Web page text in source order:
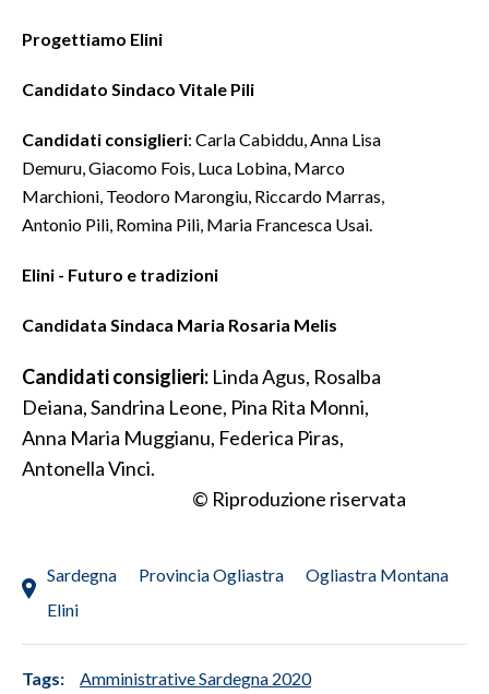
MOTORI
SPETTACOLI
SARDI NEL MONDO
3 MINUTI CON
INSULARITÀ
Progettiamo Elini
Candidato Sindaco Vitale Pili
Candidati consiglieri: Carla Cabiddu, Anna Lisa
Demuru, Giacomo Fois, Luca Lobina, Marco
Marchioni, Teodoro Marongiu, Riccardo Marras,
Antonio Pili, Romina Pili, Maria Francesca Usai.
Elini - Futuro e tradizioni
Candidata Sindaca Maria Rosaria Melis
Candidati consiglieri: Linda Agus, Rosalba
Deiana, Sandrina Leone, Pina Rita Monni,
Anna Maria Muggianu, Federica Piras,
Antonella Vinci.
© Riproduzione riservata
Sardegna Provincia Ogliastra
Ogliastra Montana
Elini
Tags:
Amministrative Sardegna 2020